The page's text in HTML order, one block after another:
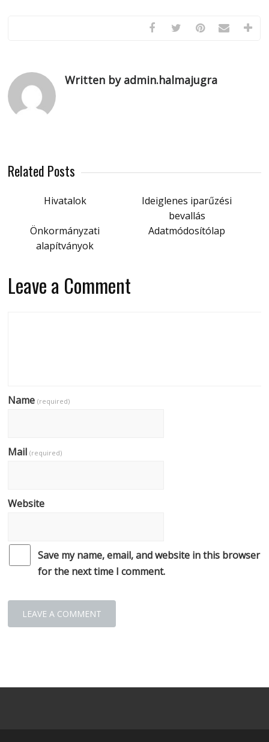
Written by admin.halmajugra
Related Posts
Hivatalok
Ideiglenes iparűzési
bevallás
Önkormányzati
alapítványok
Adatmódosítólap
Leave a Comment
Name(required)
Mail(required)
Website
Save my name, email, and website in this browser
for the next time I comment.